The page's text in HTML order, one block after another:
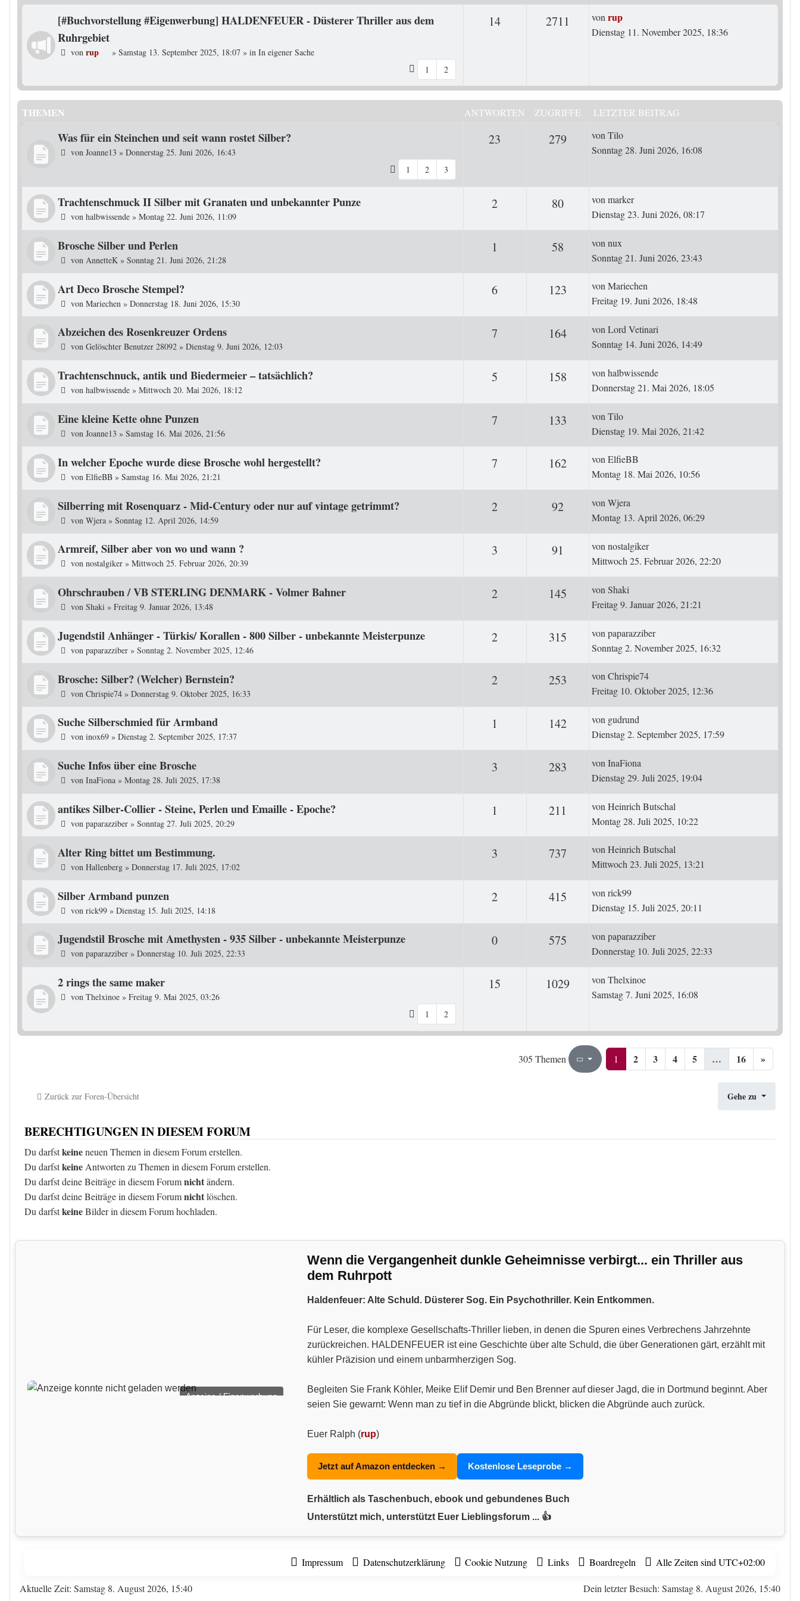
[#Buchvorstellung #Eigenwerbung] HALDENFEUER - Düsterer Thriller aus dem
Ruhrgebiet
von rup » Samstag 13. September 2025, 18:07 » in In eigener Sache
1
2
14Antworten2711 ZugriffeLetzter Beitrag
vonrup
Dienstag 11. November 2025, 18:36
THEMEN ANTWORTEN ZUGRIFFE LETZTER BEITRAG
Was für ein Steinchen und seit wann rostet Silber?
von Joanne13 » Donnerstag 25. Juni 2026, 16:43
1
2 3
23 Antworten279 ZugriffeLetzter Beitrag
vonTilo
Sonntag 28. Juni 2026, 16:08
Trachtenschmuck II Silber mit Granaten und unbekannter Punze
von halbwissende » Montag 22. Juni 2026, 11:09
2Antworten 80ZugriffeLetzter Beitrag
vonmarker
Dienstag 23. Juni 2026, 08:17
Brosche Silber und Perlen
von AnnetteK » Sonntag 21. Juni 2026, 21:28
1 58 ZugriffeLetzter Beitrag
vonnux
Sonntag 21. Juni 2026, 23:43
Art Deco Brosche Stempel?
von Mariechen » Donnerstag 18. Juni 2026, 15:30
6Antworten 123 ZugriffeLetzter Beitrag
vonMariechen
Freitag 19. Juni 2026, 18:48
Abzeichen des Rosenkreuzer Ordens
von Gelöschter Benutzer 28092 » Dienstag 9. Juni 2026, 12:03
7 164ZugriffeLetzter Beitrag
vonLord Vetinari
Sonntag 14. Juni 2026, 14:49
Trachtenschnuck, antik und Biedermeier – tatsächlich?
von halbwissende » Mittwoch 20. Mai 2026, 18:12
5 158 ZugriffeLetzter Beitrag
vonhalbwissende
Donnerstag 21. Mai 2026, 18:05
Eine kleine Kette ohne Punzen
von Joanne13 » Samstag 16. Mai 2026, 21:56
7 133 ZugriffeLetzter Beitrag
vonTilo
Dienstag 19. Mai 2026, 21:42
In welcher Epoche wurde diese Brosche wohl hergestellt?
von ElfieBB » Samstag 16. Mai 2026, 21:21
7 162ZugriffeLetzter Beitrag
vonElfieBB
Montag 18. Mai 2026, 10:56
Silberring mit Rosenquarz - Mid-Century oder nur auf vintage getrimmt?
von Wjera » Sonntag 12. April 2026, 14:59
2Antworten 92ZugriffeLetzter Beitrag
vonWjera
Montag 13. April 2026, 06:29
Armreif, Silber aber von wo und wann ?
von nostalgiker » Mittwoch 25. Februar 2026, 20:39
3 91 ZugriffeLetzter Beitrag
vonnostalgiker
Mittwoch 25. Februar 2026, 22:20
Ohrschrauben / VB STERLING DENMARK - Volmer Bahner
von Shaki » Freitag 9. Januar 2026, 13:48
2Antworten 145 ZugriffeLetzter Beitrag
vonShaki
Freitag 9. Januar 2026, 21:21
Jugendstil Anhänger - Türkis/ Korallen - 800 Silber - unbekannte Meisterpunze
von paparazziber » Sonntag 2. November 2025, 12:46
2Antworten 315 ZugriffeLetzter Beitrag
vonpaparazziber
Sonntag 2. November 2025, 16:32
Brosche: Silber? (Welcher) Bernstein?
von Chrispie74 » Donnerstag 9. Oktober 2025, 16:33
2Antworten 253 ZugriffeLetzter Beitrag
vonChrispie74
Freitag 10. Oktober 2025, 12:36
Suche Silberschmied für Armband
von inox69 » Dienstag 2. September 2025, 17:37
1 142ZugriffeLetzter Beitrag
von gudrund
Dienstag 2. September 2025, 17:59
Suche Infos über eine Brosche
von InaFiona » Montag 28. Juli 2025, 17:38
3 283 ZugriffeLetzter Beitrag
vonInaFiona
Dienstag 29. Juli 2025, 19:04
antikes Silber-Collier - Steine, Perlen und Emaille - Epoche?
von paparazziber » Sonntag 27. Juli 2025, 20:29
1 211 ZugriffeLetzter Beitrag
vonHeinrich Butschal
Montag 28. Juli 2025, 10:22
Alter Ring bittet um Bestimmung.
von Hallenberg » Donnerstag 17. Juli 2025, 17:02
3 737 ZugriffeLetzter Beitrag
vonHeinrich Butschal
Mittwoch 23. Juli 2025, 13:21
Silber Armband punzen
von rick99 » Dienstag 15. Juli 2025, 14:18
2Antworten 415 ZugriffeLetzter Beitrag
vonrick99
Dienstag 15. Juli 2025, 20:11
Jugendstil Brosche mit Amethysten - 935 Silber - unbekannte Meisterpunze
von paparazziber » Donnerstag 10. Juli 2025, 22:33
0Antworten 575 ZugriffeLetzter Beitrag
vonpaparazziber
Donnerstag 10. Juli 2025, 22:33
2 rings the same maker
von Thelxinoe » Freitag 9. Mai 2025, 03:26
1
2
15 Antworten1029ZugriffeLetzter Beitrag
vonThelxinoe
Samstag 7. Juni 2025, 16:08
305 Themen Seite1 von
1 2 3 4 5 … 16 »
Zurück zur Foren-Übersicht Gehe zu
BERECHTIGUNGEN IN DIESEM FORUM
Du darfstkeineneuen Themen in diesem Forum erstellen.
Du darfstkeine Antworten zu Themen in diesem Forum erstellen.
Du darfst deine Beiträge in diesem Forumnichtändern.
Du darfst deine Beiträge in diesem Forumnichtlöschen.
Du darfstkeineBilder in diesem Forum hochladen.
Anzeige / Eigenwerbung
Wenn die Vergangenheit dunkle Geheimnisse verbirgt... ein Thriller aus
dem Ruhrpott
Haldenfeuer: Alte Schuld. Düsterer Sog. Ein Psychothriller. Kein Entkommen.
Für Leser, die komplexe Gesellschafts-Thriller lieben, in denen die Spuren eines Verbrechens Jahrzehnte
zurückreichen. HALDENFEUER ist eine Geschichte über alte Schuld, die über Generationen gärt, erzählt mit
kühler Präzision und einem unbarmherzigen Sog.
Begleiten Sie Frank Köhler, Meike Elif Demir und Ben Brenner auf dieser Jagd, die in Dortmund beginnt. Aber
seien Sie gewarnt: Wenn man zu tief in die Abgründe blickt, blicken die Abgründe auch zurück.
Euer Ralph (rup)
Jetzt auf Amazon entdecken → Kostenlose Leseprobe →
Erhältlich als Taschenbuch, ebook und gebundenes Buch
Unterstützt mich, unterstützt Euer Lieblingsforum ... 👍
Impressum Datenschutzerklärung Cookie Nutzung Links Boardregeln Alle Zeiten sind UTC+02:00
Dein letzter Besuch: Samstag 8. August 2026, 15:40
Aktuelle Zeit: Samstag 8. August 2026, 15:40